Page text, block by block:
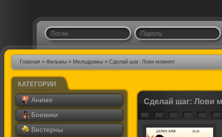
Главная » Фильмы » Мелодрамы » Сделай шаг: Лови момент
КАТЕГОРИИ
Аниме
Боевики
Вестерны
Сделай шаг: Лови